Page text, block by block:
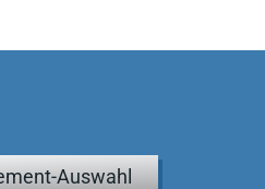
Auswahl